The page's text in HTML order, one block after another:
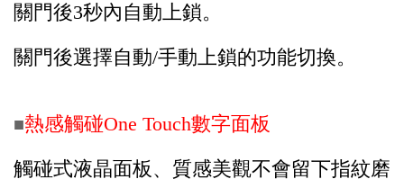
關門後3秒內自動上鎖。
關門後選擇自動/手動上鎖的功能切換。
■熱感觸碰One Touch數字面板
觸碰式液晶面板、質感美觀不會留下指紋磨